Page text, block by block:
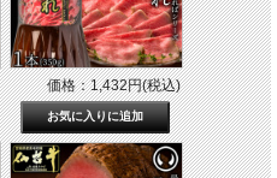
価格：1,432円(税込)